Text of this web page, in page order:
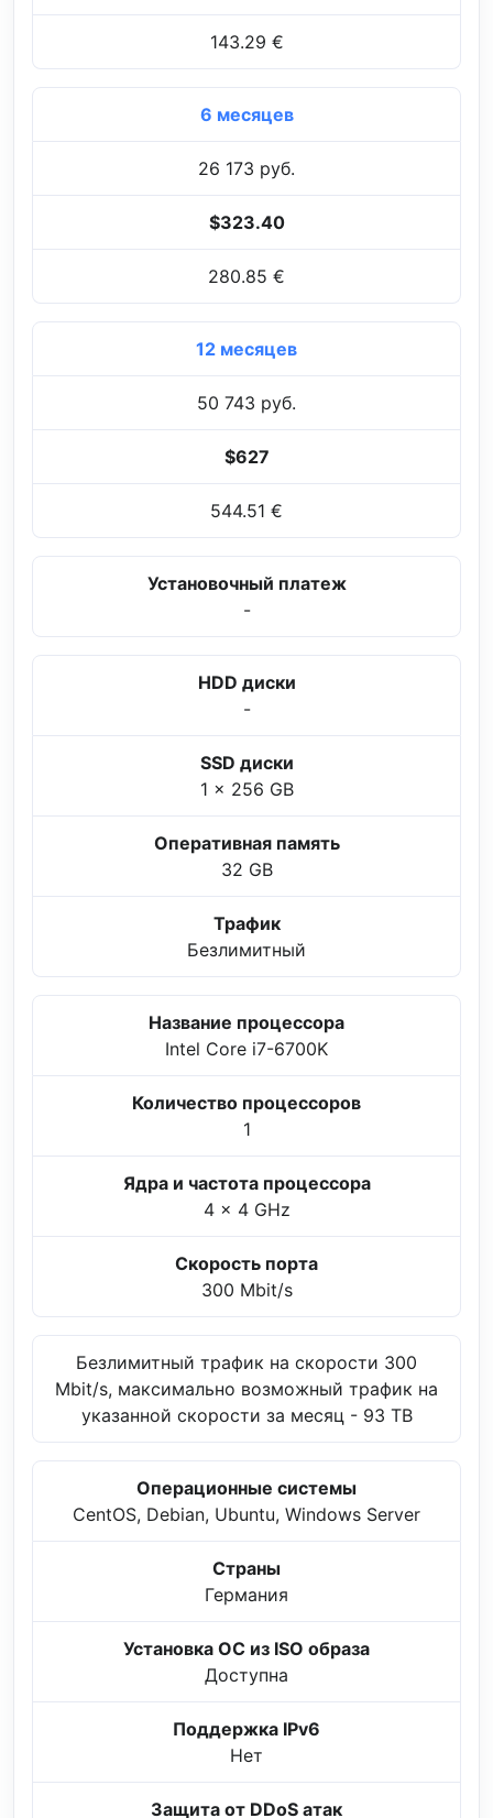
143.29 €
6 месяцев
26 173 руб.
$323.40
280.85 €
12 месяцев
50 743 руб.
$627
544.51 €
Установочный платеж
-
HDD диски
-
SSD диски
1 x 256 GB
Оперативная память
32 GB
Трафик
Безлимитный
Название процессора
Intel Core i7-6700K
Количество процессоров
1
Ядра и частота процессора
4 x 4 GHz
Скорость порта
300 Mbit/s
Безлимитный трафик на скорости 300
Mbit/s, максимально возможный трафик на
указанной скорости за месяц - 93 TB
Операционные системы
CentOS, Debian, Ubuntu, Windows Server
Страны
Германия
Установка ОС из ISO образа
Доступна
Поддержка IPv6
Нет
Защита от DDoS атак